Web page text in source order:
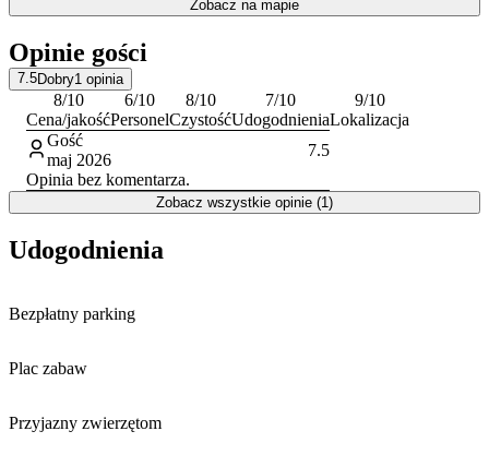
Rozrywki. Ciekawą lokalną atrakcją jest także Zegar Kwiatowy.
Zobacz na mapie
Opinie gości
7.5Dobry1 opinia
8/10
Cena/jakość
6/10
Personel
8/10
Czystość
7/10
Udogodnienia
9/10
Lokalizacja
Gość
maj 2026
7.5
Opinia bez komentarza.
Zobacz wszystkie opinie (1)
Udogodnienia
Bezpłatny parking
Plac zabaw
Przyjazny zwierzętom